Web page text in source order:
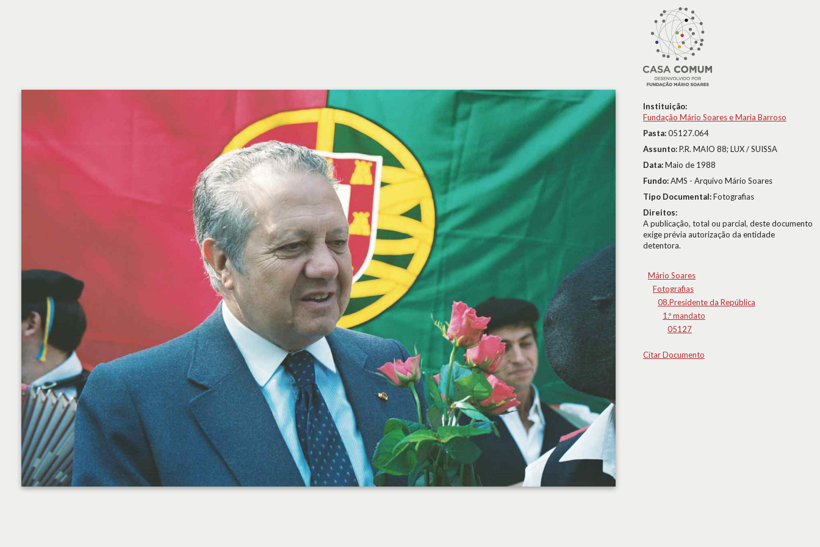
Instituição:
Fundação Mário Soares e Maria Barroso
Pasta:05127.064
Assunto:P.R. MAIO 88; LUX / SUISSA
Data:Maio de 1988
Fundo:AMS - Arquivo Mário Soares
Tipo Documental:Fotografias
Direitos:
A publicação, total ou parcial, deste documento
exige prévia autorização da entidade
detentora.
Mário Soares
Fotografias
08.Presidente da República
1.º mandato
05127
Citar Documento